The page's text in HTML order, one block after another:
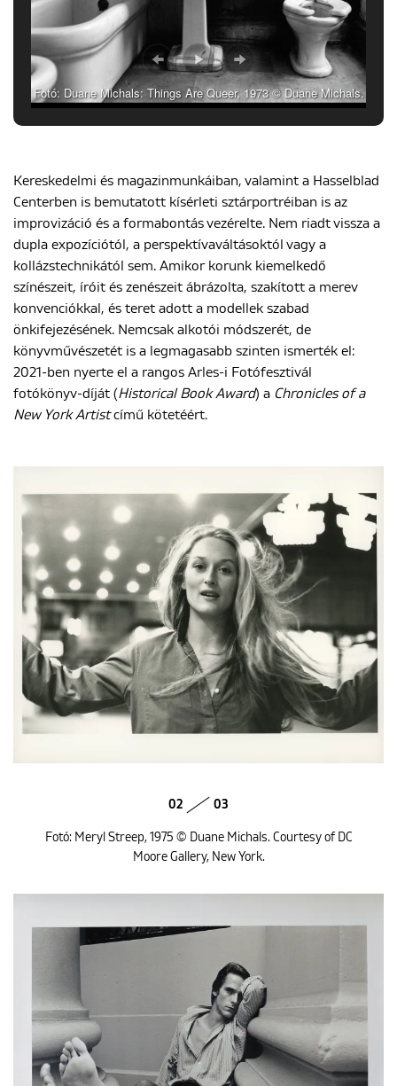
Fotó: Duane Michals: Things Are Queer, 1973 © Duane Michals.
Kereskedelmi és magazinmunkáiban, valamint a Hasselblad
Centerben is bemutatott kísérleti sztárportréiban is az
improvizáció és a formabontás vezérelte. Nem riadt vissza a
dupla expozíciótól, a perspektívaváltásoktól vagy a
kollázstechnikától sem. Amikor korunk kiemelkedő
színészeit, íróit és zenészeit ábrázolta, szakított a merev
konvenciókkal, és teret adott a modellek szabad
önkifejezésének. Nemcsak alkotói módszerét, de
könyvművészetét is a legmagasabb szinten ismerték el:
2021-ben nyerte el a rangos Arles-i Fotófesztivál
fotókönyv-díját (Historical Book Award) a Chronicles of a
New York Artistcímű kötetéért.
02 03
Fotó: Meryl Streep, 1975 © Duane Michals. Courtesy of DC
Moore Gallery, New York.